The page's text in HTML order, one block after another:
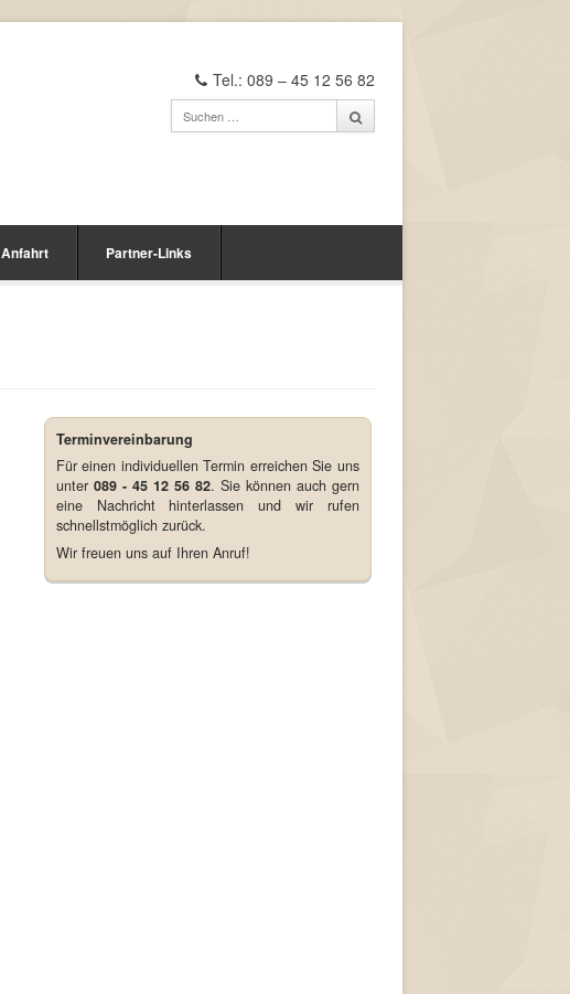
Tel.: 089 – 45 12 56 82
Anfahrt Partner-Links
Terminvereinbarung
Für einen individuellen Termin erreichen Sie uns
unter 089 - 45 12 56 82. Sie können auch gern
eine Nachricht hinterlassen und wir rufen
schnellstmöglich zurück.
Wir freuen uns auf Ihren Anruf!